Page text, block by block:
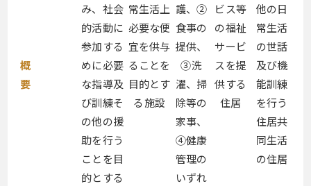
概
要
み、社会
的活動に
参加する
めに必要
な指導及
び訓練そ
の他の援
助を行う
ことを目
的とする
常生活上
必要な便
宜を供与
ることを
目的とす
る施設
護、②
食事の
提供、
③洗
濯、掃
除等の
家事、
④健康
管理の
いずれ
ビス等
の福祉
サービ
スを提
供する
住居
他の日
常生活
の世話
及び機
能訓練
を行う
住居共
同生活
の住居